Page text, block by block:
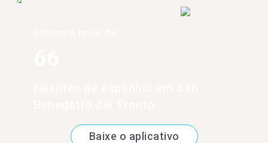
Baixe o aplicativo